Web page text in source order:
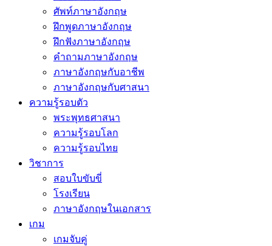
ศัพท์ภาษาอังกฤษ
ฝึกพูดภาษาอังกฤษ
ฝึกฟังภาษาอังกฤษ
คำถามภาษาอังกฤษ
ภาษาอังกฤษกับอาชีพ
ภาษาอังกฤษกับศาสนา
ความรู้รอบตัว
พระพุทธศาสนา
ความรู้รอบโลก
ความรู้รอบไทย
วิชาการ
สอบใบขับขี่
โรงเรียน
ภาษาอังกฤษในเอกสาร
เกม
เกมจับคู่